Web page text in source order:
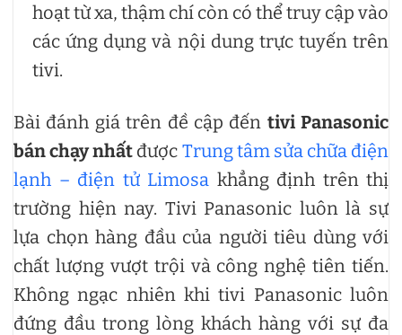
hoạt từ xa, thậm chí còn có thể truy cập vào
các ứng dụng và nội dung trực tuyến trên
tivi.
Bài đánh giá trên đề cập đến tivi Panasonic
bán chạy nhất được Trung tâm sửa chữa điện
lạnh – điện tử Limosa khẳng định trên thị
trường hiện nay. Tivi Panasonic luôn là sự
lựa chọn hàng đầu của người tiêu dùng với
chất lượng vượt trội và công nghệ tiên tiến.
Không ngạc nhiên khi tivi Panasonic luôn
đứng đầu trong lòng khách hàng với sự đa